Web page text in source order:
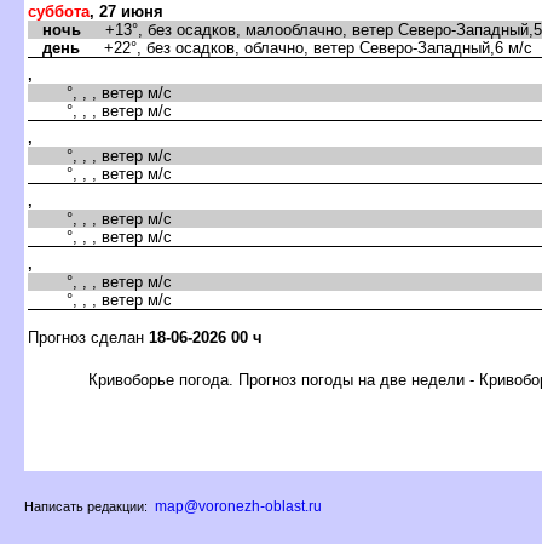
суббота, 27 июня
ночь +13°, без осадков, малооблачно, ветер Северо-
день +22°, без осадков, облачно, ветер Северо-Западный,6 м/с
,
°, , , ветер м/с
°, , , ветер м/с
,
°, , , ветер м/с
°, , , ветер м/с
,
°, , , ветер м/с
°, , , ветер м/с
,
°, , , ветер м/с
°, , , ветер м/с
Прогноз сделан 18-06-2026 00 ч
Кривоборье погода. Прогноз погоды на две недели -
Написать редакции: map@voronezh-oblast.ru